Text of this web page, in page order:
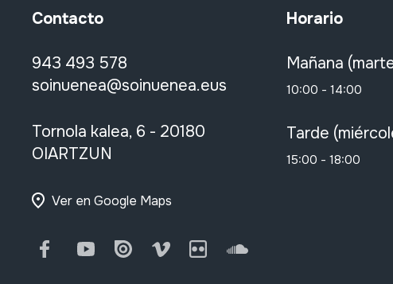
Contacto
943 493 578
soinuenea@soinuenea.eus
Tornola kalea, 6 - 20180
OIARTZUN
Ver en Google Maps
FacebookYoutubeIssuu Vimeo FlickrSoundCloud
Horario
Mañana
10:00 - 14:00
Tarde
15:00 - 18:00